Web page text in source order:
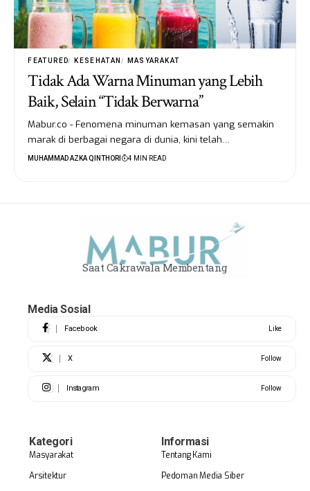
FEATURED KESEHATAN MASYARAKAT
Tidak Ada Warna Minuman yang Lebih
Baik, Selain “Tidak Berwarna”
Mabur.co - Fenomena minuman kemasan yang semakin
marak di berbagai negara di dunia, kini telah…
MUHAMMAD AZKA QINTHORI 4 MIN READ
Saat Cakrawala Membentang
Media Sosial
Facebook Like
X Follow
Instagram Follow
Kategori
Masyarakat
Arsitektur
Informasi
Tentang Kami
Pedoman Media Siber